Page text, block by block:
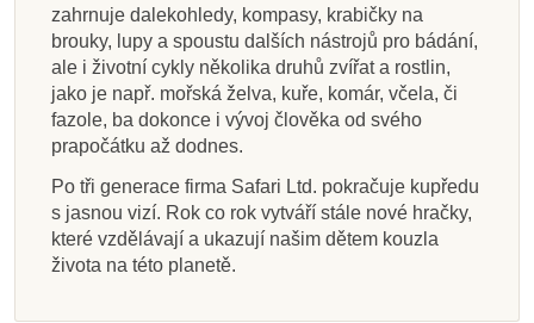
zahrnuje dalekohledy, kompasy, krabičky na
brouky, lupy a spoustu dalších nástrojů pro bádání,
ale i životní cykly několika druhů zvířat a rostlin,
jako je např. mořská želva, kuře, komár, včela, či
fazole, ba dokonce i vývoj člověka od svého
prapočátku až dodnes.
Po tři generace firma Safari Ltd. pokračuje kupředu
s jasnou vizí. Rok co rok vytváří stále nové hračky,
které vzdělávají a ukazují našim dětem kouzla
života na této planetě.